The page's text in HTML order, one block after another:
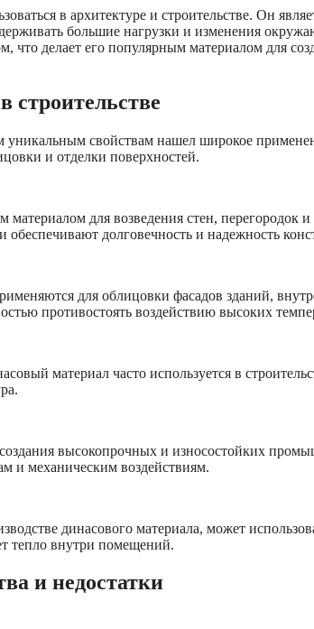
в архитектуре и строительстве. Он
большие нагрузки и изменения
что делает его популярным материалом для
строительстве
уникальным свойствам нашел широкое
и отделки поверхностей.
для возведения стен, перегородок и
обеспечивают долговечность и надежность
для облицовки фасадов зданий,
противостоять воздействию высоких
материал часто используется в
высокопрочных и износостойких
и механическим воздействиям.
динасового материала, может
тепло внутри помещений.
и недостатки